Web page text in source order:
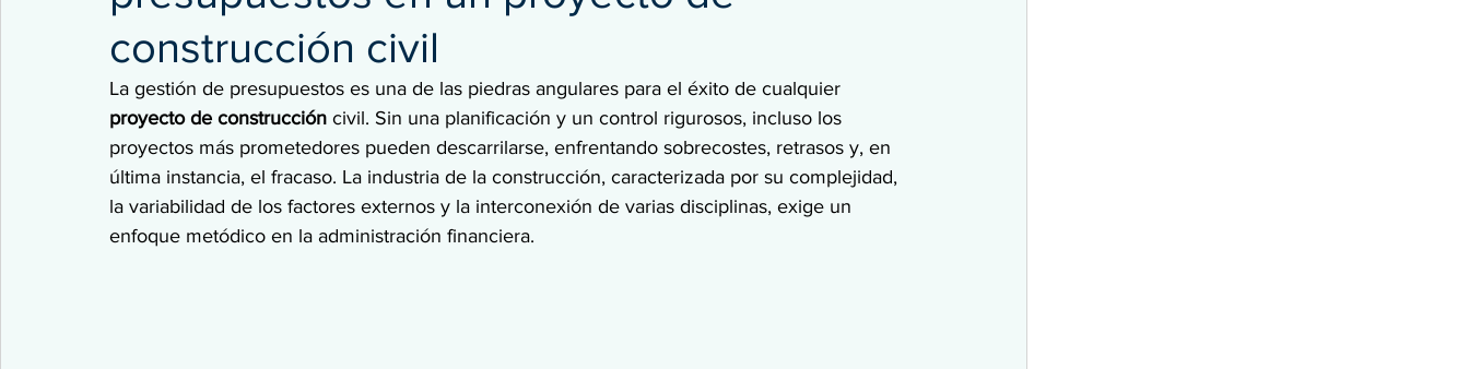
construcción civil
La gestión de presupuestos es una de las piedras angulares para el éxito de cualquier
proyecto de construcción civil. Sin una planificación y un control rigurosos, incluso los
proyectos más prometedores pueden descarrilarse, enfrentando sobrecostes, retrasos y, en
última instancia, el fracaso. La industria de la construcción, caracterizada por su complejidad,
la variabilidad de los factores externos y la interconexión de varias disciplinas, exige un
enfoque metódico en la administración financiera.